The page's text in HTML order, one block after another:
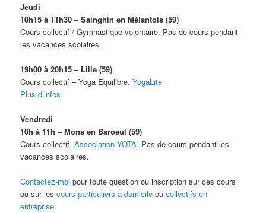
Jeudi
10h15 à 11h30 – Sainghin en Mélantois (59)
Cours collectif / Gymnastique volontaire. Pas de cours pendant
les vacances scolaires.
19h00 à 20h15 – Lille (59)
Cours collectif – Yoga Equilibre.YogaLite
Plus d’infos
Vendredi
10h à 11h – Mons en Baroeul (59)
Cours collectif.Association YOTA. Pas de cours pendant les
vacances scolaires.
Contactez-moi pour toute question ou inscription sur ces cours
ou sur lescours particuliers à domicile oucollectifs en
entreprise.